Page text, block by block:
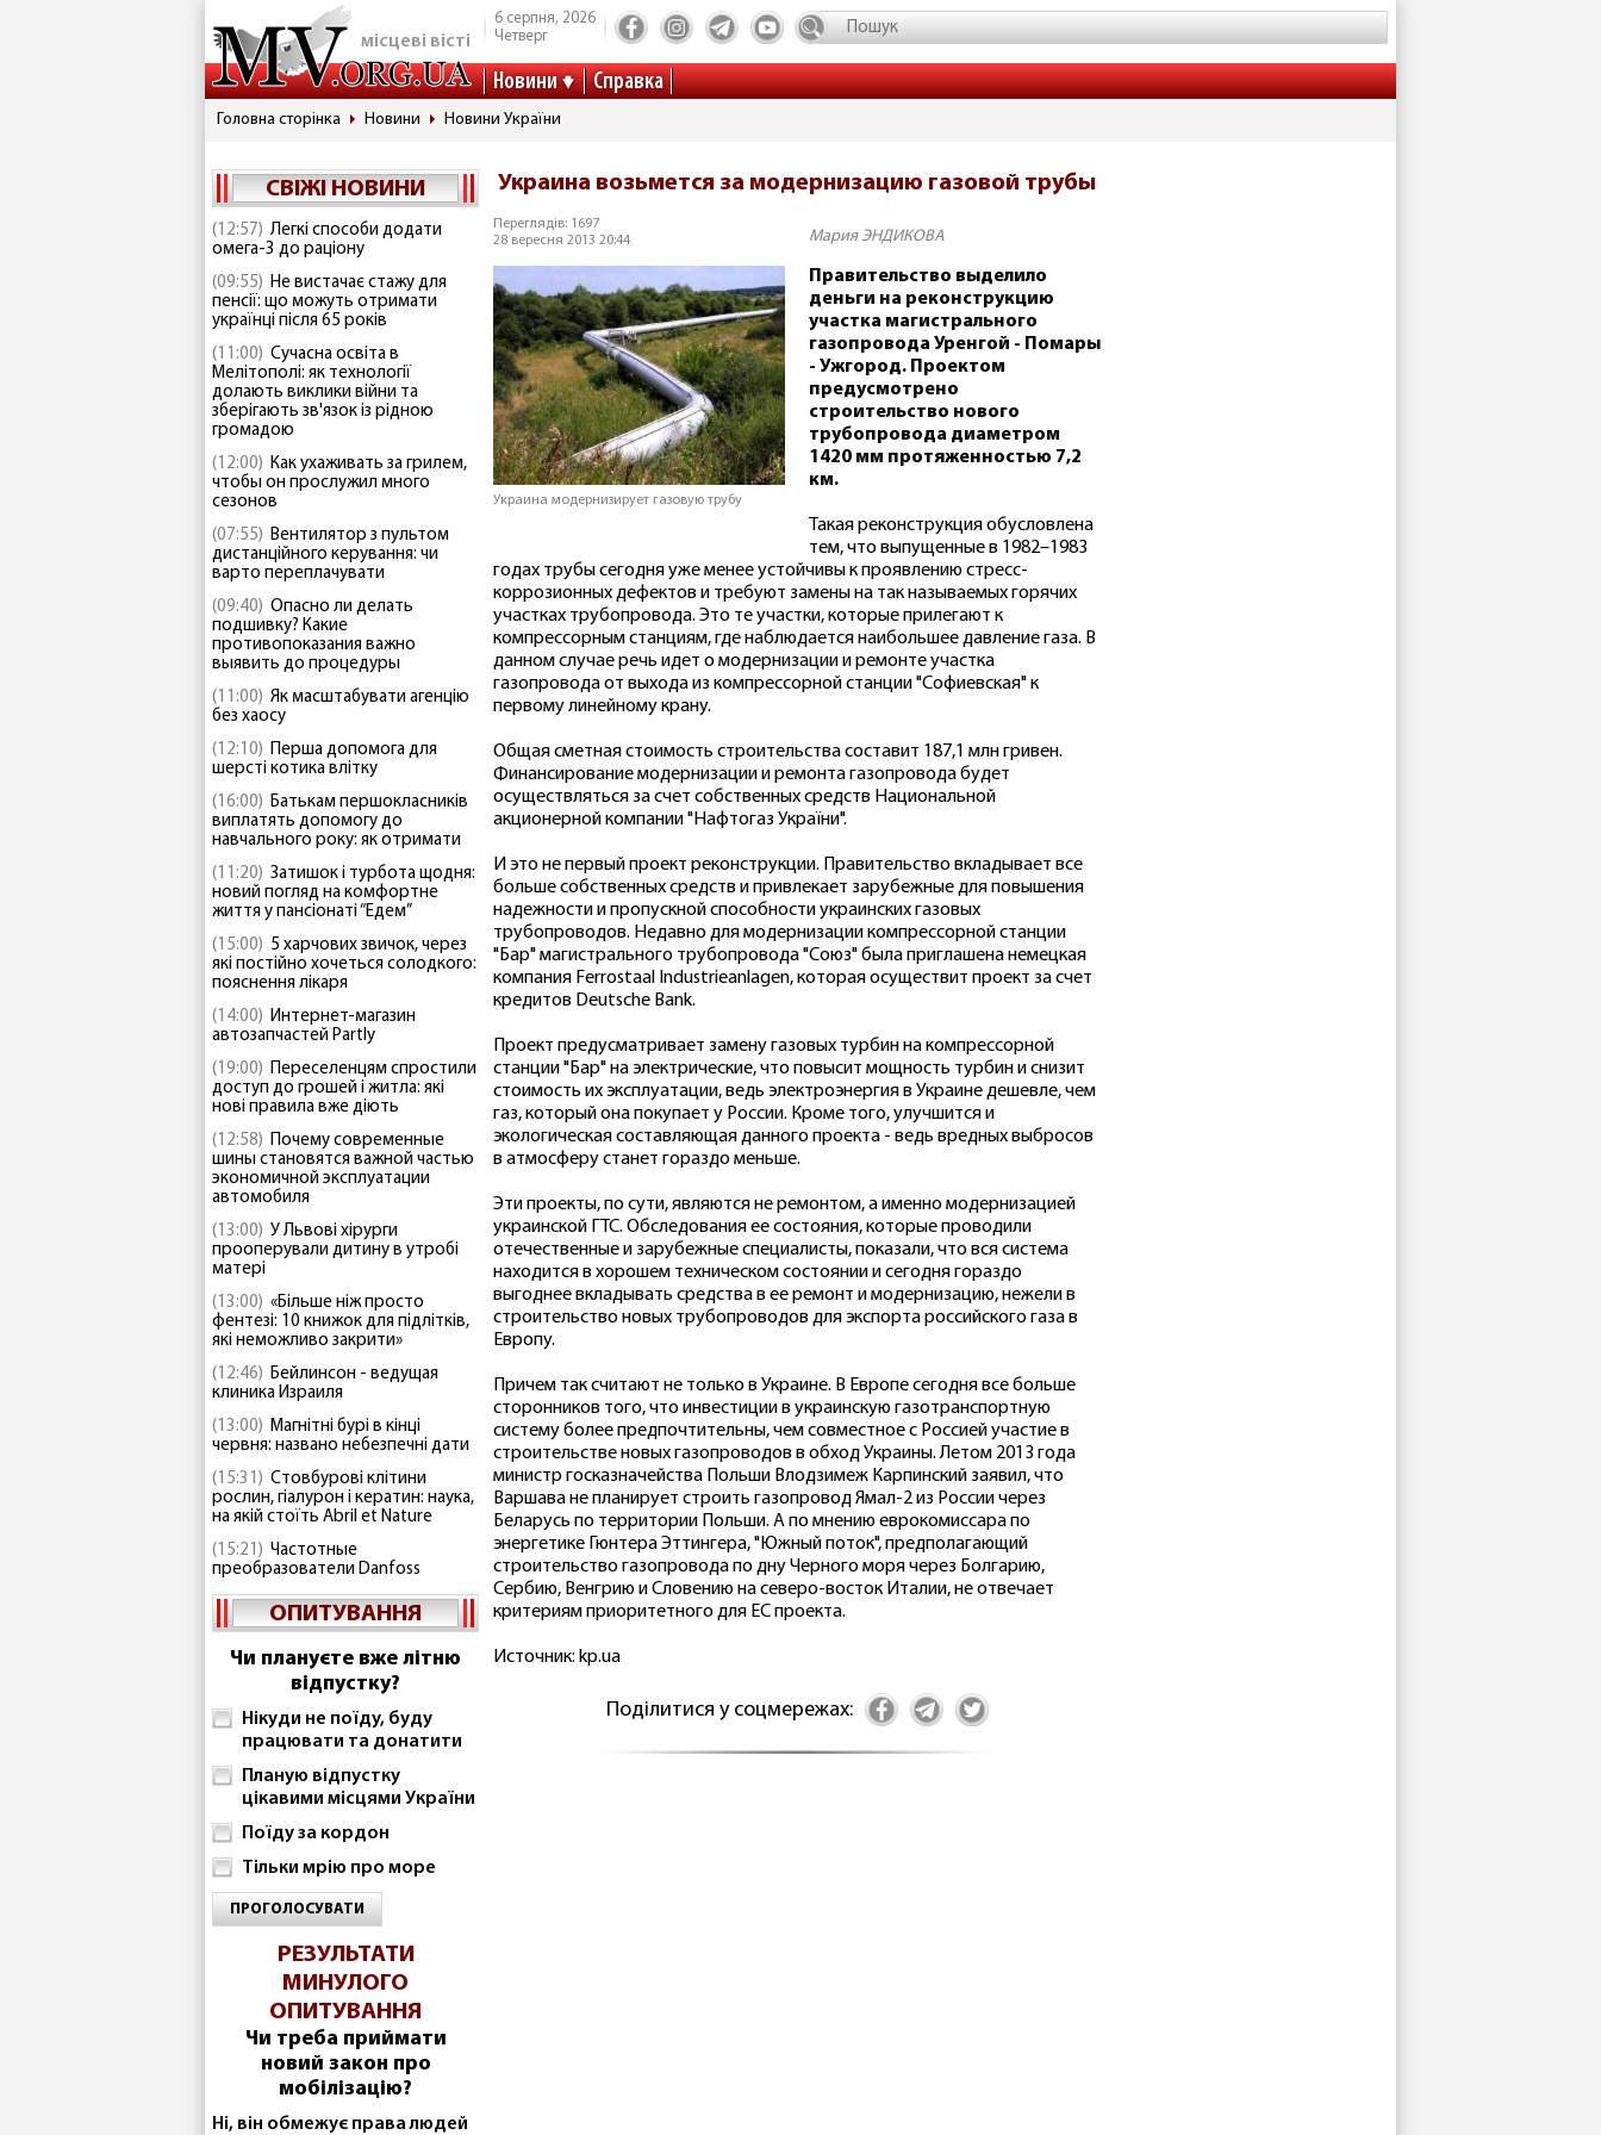
місцеві вісті
6 серпня, 2026
Четверг
Новини Справка
Головна сторінка Новини Новини України
СВІЖІ НОВИНИ
(12:57) Легкі способи додати
омега-3 до раціону
(09:55) Не вистачає стажу для
пенсії: що можуть отримати
українці після 65 років
(11:00) Сучасна освіта в
Мелітополі: як технології
долають виклики війни та
зберігають зв'язок із рідною
громадою
(12:00) Как ухаживать за грилем,
чтобы он прослужил много
сезонов
(07:55) Вентилятор з пультом
дистанційного керування: чи
варто переплачувати
(09:40) Опасно ли делать
подшивку? Какие
противопоказания важно
выявить до процедуры
(11:00) Як масштабувати агенцію
без хаосу
(12:10) Перша допомога для
шерсті котика влітку
(16:00) Батькам першокласників
виплатять допомогу до
навчального року: як отримати
(11:20) Затишок і турбота щодня:
новий погляд на комфортне
життя у пансіонаті “Едем”
(15:00) 5 харчових звичок, через
які постійно хочеться солодкого:
пояснення лікаря
(14:00) Интернет-магазин
автозапчастей Partly
(19:00) Переселенцям спростили
доступ до грошей і житла: які
нові правила вже діють
(12:58) Почему современные
шины становятся важной частью
экономичной эксплуатации
автомобиля
(13:00) У Львові хірурги
прооперували дитину в утробі
матері
(13:00) «Більше ніж просто
фентезі: 10 книжок для підлітків,
які неможливо закрити»
(12:46) Бейлинсон - ведущая
клиника Израиля
(13:00) Магнітні бурі в кінці
червня: названо небезпечні дати
(15:31) Стовбурові клітини
рослин, гіалурон і кератин: наука,
на якій стоїть Abril et Nature
(15:21) Частотные
преобразователи Danfoss
ОПИТУВАННЯ
Чи плануєте вже літню
відпустку?
Нікуди не поїду, буду
працювати та донатити
Планую відпустку
цікавими місцями України
Поїду за кордон
Тільки мрію про море
ПРОГОЛОСУВАТИ
РЕЗУЛЬТАТИ
МИНУЛОГО
ОПИТУВАННЯ
Чи треба приймати
новий закон про
мобілізацію?
Ні, він обмежує права людей
Украина возьмется за модернизацию газовой трубы
Переглядів: 1697
28 вересня 2013 20:44
Мария ЭНДИКОВА
Украина модернизирует газовую трубу
Правительство выделило
деньги на реконструкцию
участка магистрального
газопровода Уренгой - Помары
- Ужгород. Проектом
предусмотрено
строительство нового
трубопровода диаметром
1420 мм протяженностью 7,2
км.
Такая реконструкция обусловлена
тем, что выпущенные в 1982–1983
годах трубы сегодня уже менее устойчивы к проявлению стресс-
коррозионных дефектов и требуют замены на так называемых горячих
участках трубопровода. Это те участки, которые прилегают к
компрессорным станциям, где наблюдается наибольшее давление газа. В
данном случае речь идет о модернизации и ремонте участка
газопровода от выхода из компрессорной станции "Софиевская" к
первому линейному крану.
Общая сметная стоимость строительства составит 187,1 млн гривен.
Финансирование модернизации и ремонта газопровода будет
осуществляться за счет собственных средств Национальной
акционерной компании "Нафтогаз України".
И это не первый проект реконструкции. Правительство вкладывает все
больше собственных средств и привлекает зарубежные для повышения
надежности и пропускной способности украинских газовых
трубопроводов. Недавно для модернизации компрессорной станции
"Бар" магистрального трубопровода "Союз" была приглашена немецкая
компания Ferrostaal Industrieanlagen, которая осуществит проект за счет
кредитов Deutsche Bank.
Проект предусматривает замену газовых турбин на компрессорной
станции "Бар" на электрические, что повысит мощность турбин и снизит
стоимость их эксплуатации, ведь электроэнергия в Украине дешевле, чем
газ, который она покупает у России. Кроме того, улучшится и
экологическая составляющая данного проекта - ведь вредных выбросов
в атмосферу станет гораздо меньше.
Эти проекты, по сути, являются не ремонтом, а именно модернизацией
украинской ГТС. Обследования ее состояния, которые проводили
отечественные и зарубежные специалисты, показали, что вся система
находится в хорошем техническом состоянии и сегодня гораздо
выгоднее вкладывать средства в ее ремонт и модернизацию, нежели в
строительство новых трубопроводов для экспорта российского газа в
Европу.
Причем так считают не только в Украине. В Европе сегодня все больше
сторонников того, что инвестиции в украинскую газотранспортную
систему более предпочтительны, чем совместное с Россией участие в
строительстве новых газопроводов в обход Украины. Летом 2013 года
министр госказначейства Польши Влодзимеж Карпинский заявил, что
Варшава не планирует строить газопровод Ямал-2 из России через
Беларусь по территории Польши. А по мнению еврокомиссара по
энергетике Гюнтера Эттингера, "Южный поток", предполагающий
строительство газопровода по дну Черного моря через Болгарию,
Сербию, Венгрию и Словению на северо-восток Италии, не отвечает
критериям приоритетного для ЕС проекта.
Источник: kp.ua
Поділитися у соцмережах: